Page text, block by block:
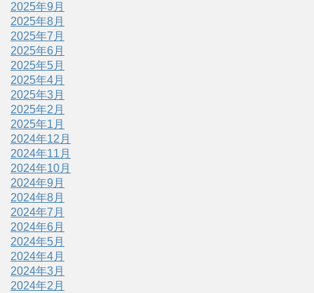
2025年9月
2025年8月
2025年7月
2025年6月
2025年5月
2025年4月
2025年3月
2025年2月
2025年1月
2024年12月
2024年11月
2024年10月
2024年9月
2024年8月
2024年7月
2024年6月
2024年5月
2024年4月
2024年3月
2024年2月